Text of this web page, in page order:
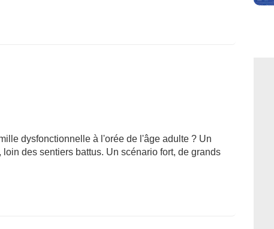
dysfonctionnelle à l'orée de l'âge adulte ? Un
des sentiers battus. Un scénario fort, de grands